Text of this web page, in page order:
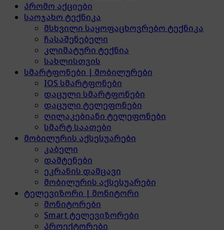
პრომო აქციები
საოჯახო ტექნიკა
მსხვილი საყოფაცხოვრებო ტექნიკა
ჩასაშენებელი
კლიმატური ტექნია
სახლისთვის
სმარტფონები | მობილურები
IOS სმარტფონები
დაცული სმარტფონები
დაცული ტელეფონები
ღილაკებიანი ტელეფონები
სმარტ საათები
მობილურის აქსესუარები
კაბელი
დამტენები
ეკრანის დამცავი
მობილურის აქსესუარები
ტელევიზორი | მონიტორი
მონიტორები
Smart ტელევიზორები
პროექტორები